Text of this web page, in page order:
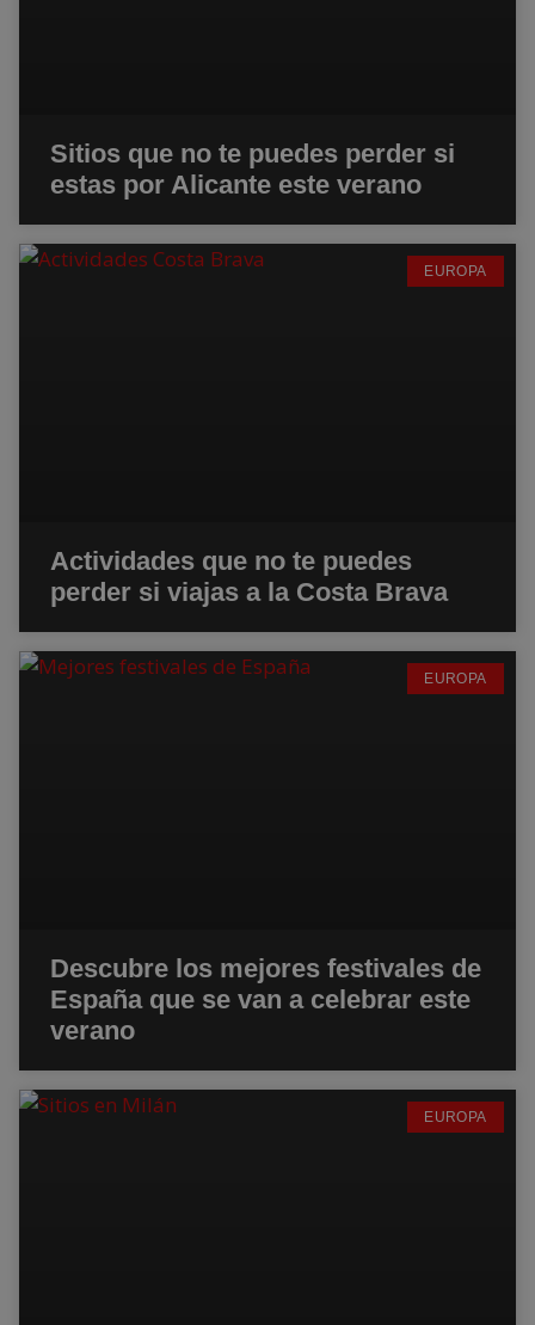
Sitios que no te puedes perder si
estas por Alicante este verano
EUROPA
Actividades que no te puedes
perder si viajas a la Costa Brava
EUROPA
Descubre los mejores festivales de
España que se van a celebrar este
verano
EUROPA